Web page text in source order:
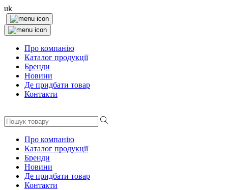
uk
Про компанію
Каталог продукції
Бренди
Новини
Де придбати товар
Контакти
Про компанію
Каталог продукції
Бренди
Новини
Де придбати товар
Контакти